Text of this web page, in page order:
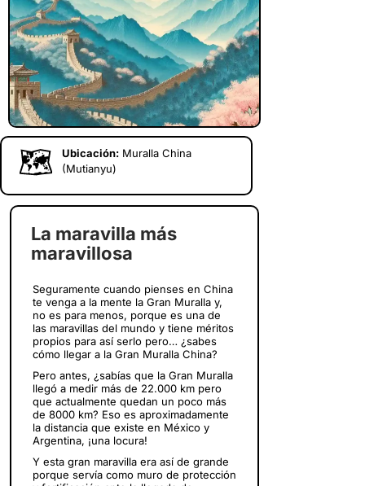
Ubicación: Muralla China
(Mutianyu)
La maravilla más
maravillosa
Seguramente cuando pienses en China
te venga a la mente la Gran Muralla y,
no es para menos, porque es una de
las maravillas del mundo y tiene méritos
propios para así serlo pero… ¿sabes
cómo llegar a la Gran Muralla China?
Pero antes, ¿sabías que la Gran Muralla
llegó a medir más de 22.000 km pero
que actualmente quedan un poco más
de 8000 km? Eso es aproximadamente
la distancia que existe en México y
Argentina, ¡una locura!
Y esta gran maravilla era así de grande
porque servía como muro de protección